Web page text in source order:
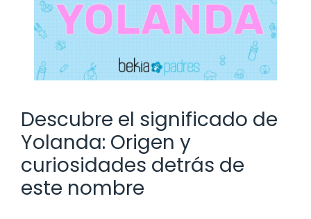
Descubre el significado de
Yolanda: Origen y
curiosidades detrás de
este nombre